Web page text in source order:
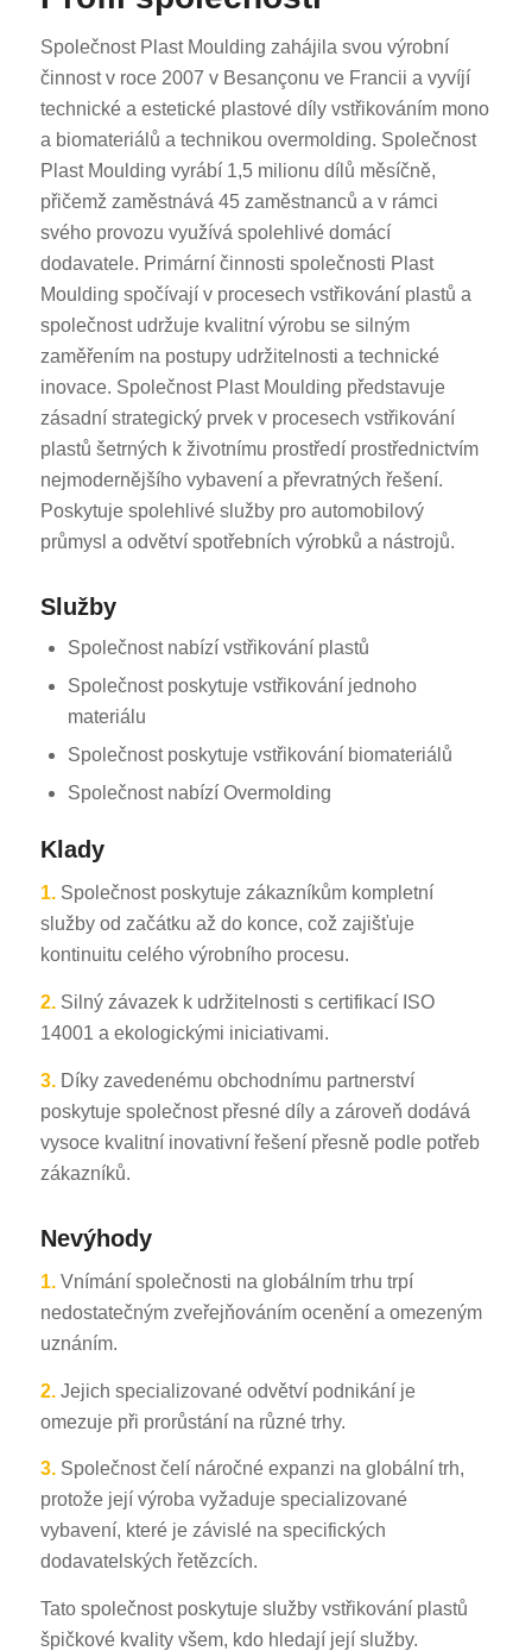
Společnost Plast Moulding zahájila svou výrobní
činnost v roce 2007 v Besançonu ve Francii a vyvíjí
technické a estetické plastové díly vstřikováním mono
a biomateriálů a technikou overmolding. Společnost
Plast Moulding vyrábí 1,5 milionu dílů měsíčně,
přičemž zaměstnává 45 zaměstnanců a v rámci
svého provozu využívá spolehlivé domácí
dodavatele. Primární činnosti společnosti Plast
Moulding spočívají v procesech vstřikování plastů a
společnost udržuje kvalitní výrobu se silným
zaměřením na postupy udržitelnosti a technické
inovace. Společnost Plast Moulding představuje
zásadní strategický prvek v procesech vstřikování
plastů šetrných k životnímu prostředí prostřednictvím
nejmodernějšího vybavení a převratných řešení.
Poskytuje spolehlivé služby pro automobilový
průmysl a odvětví spotřebních výrobků a nástrojů.
Služby
Společnost nabízí vstřikování plastů
Společnost poskytuje vstřikování jednoho
materiálu
Společnost poskytuje vstřikování biomateriálů
Společnost nabízí Overmolding
Klady
1.Společnost poskytuje zákazníkům kompletní
služby od začátku až do konce, což zajišťuje
kontinuitu celého výrobního procesu.
2.Silný závazek k udržitelnosti s certifikací ISO
14001 a ekologickými iniciativami.
3.Díky zavedenému obchodnímu partnerství
poskytuje společnost přesné díly a zároveň dodává
vysoce kvalitní inovativní řešení přesně podle potřeb
zákazníků.
Nevýhody
1.Vnímání společnosti na globálním trhu trpí
nedostatečným zveřejňováním ocenění a omezeným
uznáním.
2.Jejich specializované odvětví podnikání je
omezuje při prorůstání na různé trhy.
3.Společnost čelí náročné expanzi na globální trh,
protože její výroba vyžaduje specializované
vybavení, které je závislé na specifických
dodavatelských řetězcích.
Tato společnost poskytuje služby vstřikování plastů
špičkové kvality všem, kdo hledají její služby.